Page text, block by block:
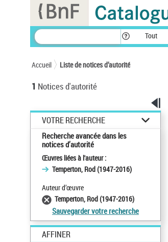
Tout
Accueil Liste de notices d’autorité
1 Notices d'autorité
VOTRE RECHERCHE
Recherche avancée dans les
notices d’autorité
Œuvres liées à l'auteur :
Temperton, Rod (1947-2016)
Auteur d’œuvre
Temperton, Rod (1947-2016)
Sauvegarder votre recherche
AFFINER
Panneau de gestion des cookies